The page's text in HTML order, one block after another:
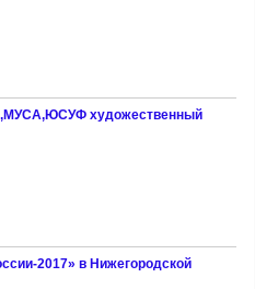
художественный
2017» в Нижегородской